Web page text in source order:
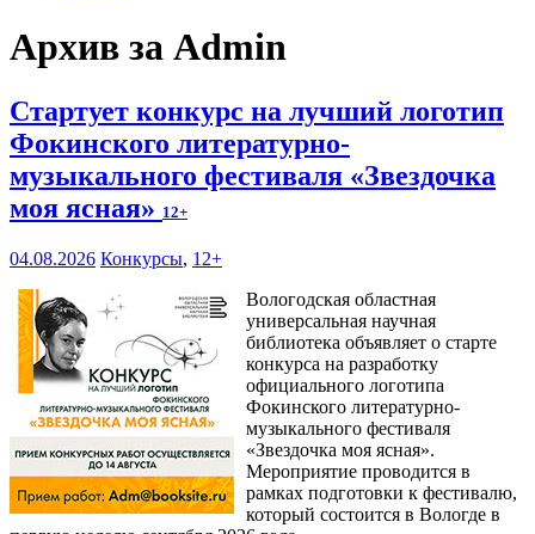
Архив за Admin
Стартует конкурс на лучший логотип
Фокинского литературно-
музыкального фестиваля «Звездочка
моя ясная» 12+
04.08.2026 Конкурсы, 12+
Вологодская областная
универсальная научная
библиотека объявляет о старте
конкурса на разработку
официального логотипа
Фокинского литературно-
музыкального фестиваля
«Звездочка моя ясная».
Мероприятие проводится в
рамках подготовки к фестивалю,
который состоится в Вологде в